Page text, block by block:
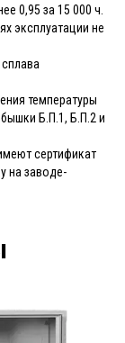
0,95 за 15 000 ч.
эксплуатации не
температуры
Б.П.1, Б.П.2 и
сертификат
на заводе-